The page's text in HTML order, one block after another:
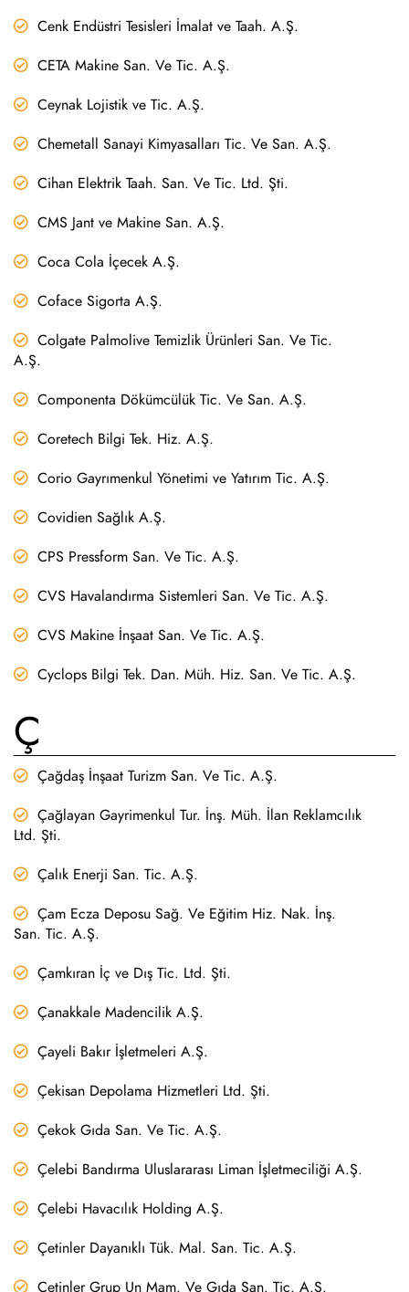
Cenk Endüstri Tesisleri İmalat ve Taah. A.Ş.
CETA Makine San. Ve Tic. A.Ş.
Ceynak Lojistik ve Tic. A.Ş.
Chemetall Sanayi Kimyasalları Tic. Ve San. A.Ş.
Cihan Elektrik Taah. San. Ve Tic. Ltd. Şti.
CMS Jant ve Makine San. A.Ş.
Coca Cola İçecek A.Ş.
Coface Sigorta A.Ş.
Colgate Palmolive Temizlik Ürünleri San. Ve Tic.
A.Ş.
Componenta Dökümcülük Tic. Ve San. A.Ş.
Coretech Bilgi Tek. Hiz. A.Ş.
Corio Gayrımenkul Yönetimi ve Yatırım Tic. A.Ş.
Covidien Sağlık A.Ş.
CPS Pressform San. Ve Tic. A.Ş.
CVS Havalandırma Sistemleri San. Ve Tic. A.Ş.
CVS Makine İnşaat San. Ve Tic. A.Ş.
Cyclops Bilgi Tek. Dan. Müh. Hiz. San. Ve Tic. A.Ş.
Ç
Çağdaş İnşaat Turizm San. Ve Tic. A.Ş.
Çağlayan Gayrimenkul Tur. İnş. Müh. İlan Reklamcılık
Ltd. Şti.
Çalık Enerji San. Tic. A.Ş.
Çam Ecza Deposu Sağ. Ve Eğitim Hiz. Nak. İnş.
San. Tic. A.Ş.
Çamkıran İç ve Dış Tic. Ltd. Şti.
Çanakkale Madencilik A.Ş.
Çayeli Bakır İşletmeleri A.Ş.
Çekisan Depolama Hizmetleri Ltd. Şti.
Çekok Gıda San. Ve Tic. A.Ş.
Çelebi Bandırma Uluslararası Liman İşletmeciliği A.Ş.
Çelebi Havacılık Holding A.Ş.
Çetinler Dayanıklı Tük. Mal. San. Tic. A.Ş.
Çetinler Grup Un Mam. Ve Gıda San. Tic. A.Ş.